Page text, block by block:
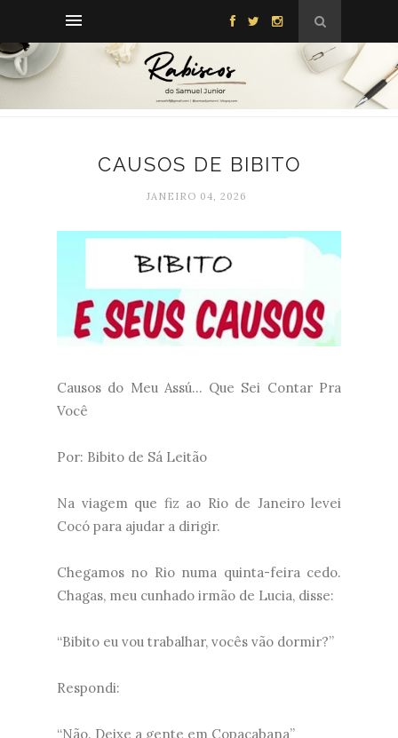
CAUSOS DE BIBITO
JANEIRO 04, 2026
Causos do Meu Assú... Que Sei Contar Pra
Você
Por: Bibito de Sá Leitão
Na viagem que fiz ao Rio de Janeiro levei
Cocó para ajudar a dirigir.
Chegamos no Rio numa quinta-feira cedo.
Chagas, meu cunhado irmão de Lucia, disse:
“Bibito eu vou trabalhar, vocês vão dormir?”
Respondi:
“Não. Deixe a gente em Copacabana”